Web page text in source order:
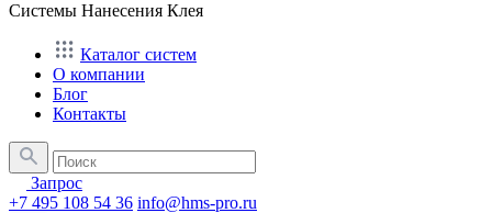
Системы Нанесения Клея
Каталог систем
О компании
Блог
Контакты
Запрос
+7 495 108 54 36 info@hms-pro.ru